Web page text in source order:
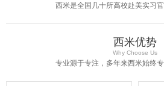
西米是全国几十所高校赴美实习
西米优势
Why Choose Us
专业源于专注，多年来西米始终